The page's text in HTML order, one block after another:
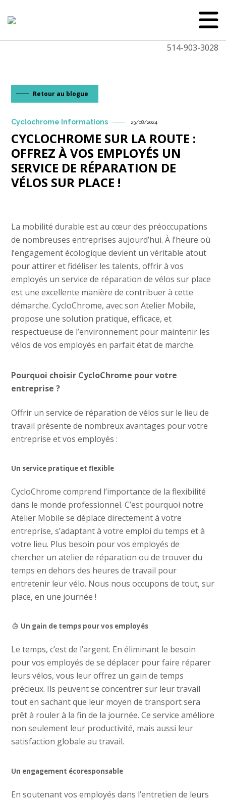
514-903-3028
Cyclochrome Informations 23/08/2024
CYCLOCHROME SUR LA ROUTE :
OFFREZ À VOS EMPLOYÉS UN
SERVICE DE RÉPARATION DE
VÉLOS SUR PLACE !
Retour au blogue
La mobilité durable est au cœur des préoccupations
de nombreuses entreprises aujourd’hui. À l’heure où
l’engagement écologique devient un véritable atout
pour attirer et fidéliser les talents, offrir à vos
employés un service de réparation de vélos sur place
est une excellente manière de contribuer à cette
démarche. CycloChrome, avec son Atelier Mobile,
propose une solution pratique, efficace, et
respectueuse de l’environnement pour maintenir les
vélos de vos employés en parfait état de marche.
Pourquoi choisir CycloChrome pour votre
entreprise ?
Offrir un service de réparation de vélos sur le lieu de
travail présente de nombreux avantages pour votre
entreprise et vos employés :
Un service pratique et flexible
CycloChrome comprend l’importance de la flexibilité
dans le monde professionnel. C’est pourquoi notre
Atelier Mobile se déplace directement à votre
entreprise, s’adaptant à votre emploi du temps et à
votre lieu. Plus besoin pour vos employés de
chercher un atelier de réparation ou de trouver du
temps en dehors des heures de travail pour
entretenir leur vélo. Nous nous occupons de tout, sur
place, en une journée !
Un gain de temps pour vos employés
Le temps, c’est de l’argent. En éliminant le besoin
pour vos employés de se déplacer pour faire réparer
leurs vélos, vous leur offrez un gain de temps
précieux. Ils peuvent se concentrer sur leur travail
tout en sachant que leur moyen de transport sera
prêt à rouler à la fin de la journée. Ce service améliore
non seulement leur productivité, mais aussi leur
satisfaction globale au travail.
Un engagement écoresponsable
En soutenant vos employés dans l’entretien de leurs